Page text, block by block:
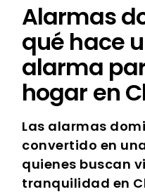
Alarmas
qué hace
alarma
hogar en
Las alarmas
convertido en
quienes buscan
tranquilidad en